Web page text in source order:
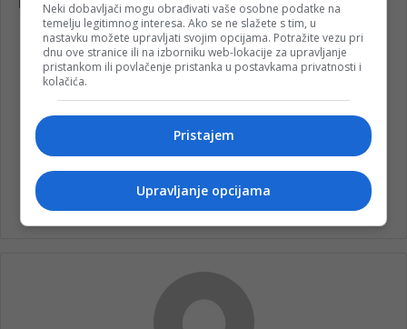
Neki dobavljači mogu obrađivati vaše osobne podatke na
temelju legitimnog interesa. Ako se ne slažete s tim, u
nastavku možete upravljati svojim opcijama. Potražite vezu pri
dnu ove stranice ili na izborniku web-lokacije za upravljanje
pristankom ili povlačenje pristanka u postavkama privatnosti i
kolačića.
Pristajem
Upravljanje opcijama